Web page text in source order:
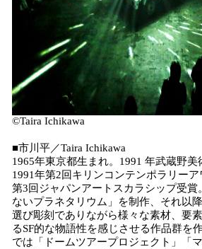
©️Taira Ichikawa
■市川平／Taira Ichikawa
1965年東京都生まれ。1991 年武蔵野美
1991年第2回キリンコンテンポラリー
第3回ジャパンアートスカラシップ受賞
ないプラネタリウム」を制作、それ以
選び彫刻でありながら様々な素材、要
るSF的な物語性を感じさせる作品群を
では「ドームツアープロジェクト」「